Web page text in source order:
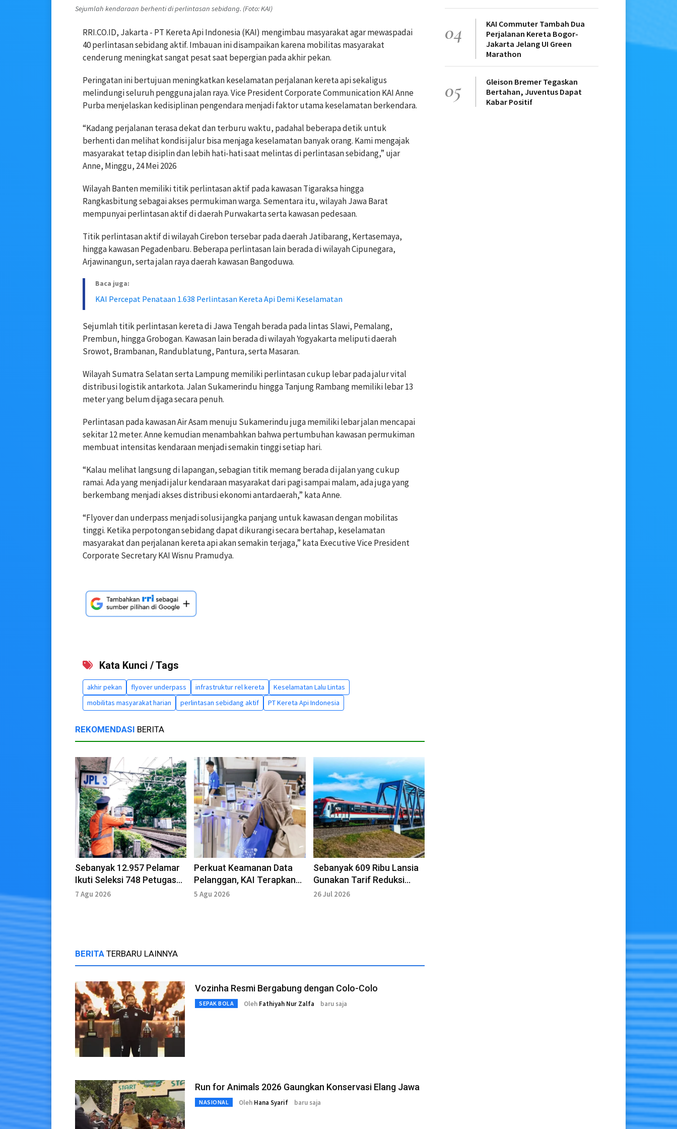
Sejumlah kendaraan berhenti di perlintasan sebidang. (Foto: KAI)
RRI.CO.ID, Jakarta - PT Kereta Api Indonesia (KAI) mengimbau masyarakat agar mewaspadai
40 perlintasan sebidang aktif. Imbauan ini disampaikan karena mobilitas masyarakat
cenderung meningkat sangat pesat saat bepergian pada akhir pekan.
Peringatan ini bertujuan meningkatkan keselamatan perjalanan kereta api sekaligus
melindungi seluruh pengguna jalan raya. Vice President Corporate Communication KAI Anne
Purba menjelaskan kedisiplinan pengendara menjadi faktor utama keselamatan berkendara.
“Kadang perjalanan terasa dekat dan terburu waktu, padahal beberapa detik untuk
berhenti dan melihat kondisi jalur bisa menjaga keselamatan banyak orang. Kami mengajak
masyarakat tetap disiplin dan lebih hati-hati saat melintas di perlintasan sebidang,” ujar
Anne, Minggu, 24 Mei 2026
Wilayah Banten memiliki titik perlintasan aktif pada kawasan Tigaraksa hingga
Rangkasbitung sebagai akses permukiman warga. Sementara itu, wilayah Jawa Barat
mempunyai perlintasan aktif di daerah Purwakarta serta kawasan pedesaan.
Titik perlintasan aktif di wilayah Cirebon tersebar pada daerah Jatibarang, Kertasemaya,
hingga kawasan Pegadenbaru. Beberapa perlintasan lain berada di wilayah Cipunegara,
Arjawinangun, serta jalan raya daerah kawasan Bangoduwa.
Baca juga:
KAI Percepat Penataan 1.638 Perlintasan Kereta Api Demi Keselamatan
Sejumlah titik perlintasan kereta di Jawa Tengah berada pada lintas Slawi, Pemalang,
Prembun, hingga Grobogan. Kawasan lain berada di wilayah Yogyakarta meliputi daerah
Srowot, Brambanan, Randublatung, Pantura, serta Masaran.
Wilayah Sumatra Selatan serta Lampung memiliki perlintasan cukup lebar pada jalur vital
distribusi logistik antarkota. Jalan Sukamerindu hingga Tanjung Rambang memiliki lebar 13
meter yang belum dijaga secara penuh.
Perlintasan pada kawasan Air Asam menuju Sukamerindu juga memiliki lebar jalan mencapai
sekitar 12 meter. Anne kemudian menambahkan bahwa pertumbuhan kawasan permukiman
membuat intensitas kendaraan menjadi semakin tinggi setiap hari.
“Kalau melihat langsung di lapangan, sebagian titik memang berada di jalan yang cukup
ramai. Ada yang menjadi jalur kendaraan masyarakat dari pagi sampai malam, ada juga yang
berkembang menjadi akses distribusi ekonomi antardaerah,” kata Anne.
“Flyover dan underpass menjadi solusi jangka panjang untuk kawasan dengan mobilitas
tinggi. Ketika perpotongan sebidang dapat dikurangi secara bertahap, keselamatan
masyarakat dan perjalanan kereta api akan semakin terjaga,” kata Executive Vice President
Corporate Secretary KAI Wisnu Pramudya.
Kata Kunci / Tags
akhir pekan flyover underpass infrastruktur rel kereta
Keselamatan Lalu Lintas
mobilitas masyarakat harian
perlintasan sebidang aktif PT Kereta Api Indonesia
REKOMENDASI BERITA
Sebanyak 12.957 Pelamar
Ikuti Seleksi 748 Petugas
Perlintasan KAI
7 Agu 2026
Perkuat Keamanan Data
Pelanggan, KAI Terapkan
ISO 27001
5 Agu 2026
Sebanyak 609 Ribu Lansia
Gunakan Tarif Reduksi
Kereta Api
26 Jul 2026
BERITA TERBARU LAINNYA
Vozinha Resmi Bergabung dengan Colo-Colo
SEPAK BOLA Oleh Fathiyah Nur Zalfa baru saja
Run for Animals 2026 Gaungkan Konservasi Elang Jawa
NASIONAL Oleh Hana Syarif baru saja
04
KAI Commuter Tambah Dua
Perjalanan Kereta Bogor-
Jakarta Jelang UI Green
Marathon
05
Gleison Bremer Tegaskan
Bertahan, Juventus Dapat
Kabar Positif